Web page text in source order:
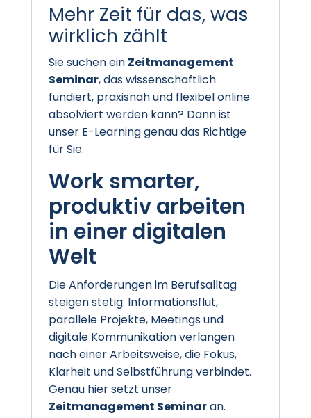
Mehr Zeit für das, was
wirklich zählt
Sie suchen ein Zeitmanagement
Seminar, das wissenschaftlich
fundiert, praxisnah und flexibel online
absolviert werden kann? Dann ist
unser E-Learning genau das Richtige
für Sie.
Work smarter,
produktiv arbeiten
in einer digitalen
Welt
Die Anforderungen im Berufsalltag
steigen stetig: Informationsflut,
parallele Projekte, Meetings und
digitale Kommunikation verlangen
nach einer Arbeitsweise, die Fokus,
Klarheit und Selbstführung verbindet.
Genau hier setzt unser
Zeitmanagement Seminaran.